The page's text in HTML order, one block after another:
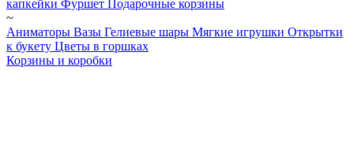
капкейки Фуршет Подарочные корзины
~
Аниматоры Вазы Гелиевые шары Мягкие игрушки Открытки
к букету Цветы в горшках
Корзины и коробки